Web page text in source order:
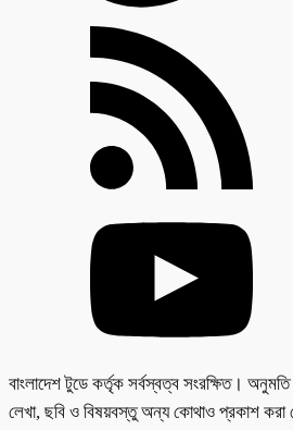
বাংলাদেশ টুডে কর্তৃক সর্বস্বত্ব সংরক্ষিত।
লেখা, ছবি ও বিষয়বস্তু অন্য কোথাও প্রকাশ